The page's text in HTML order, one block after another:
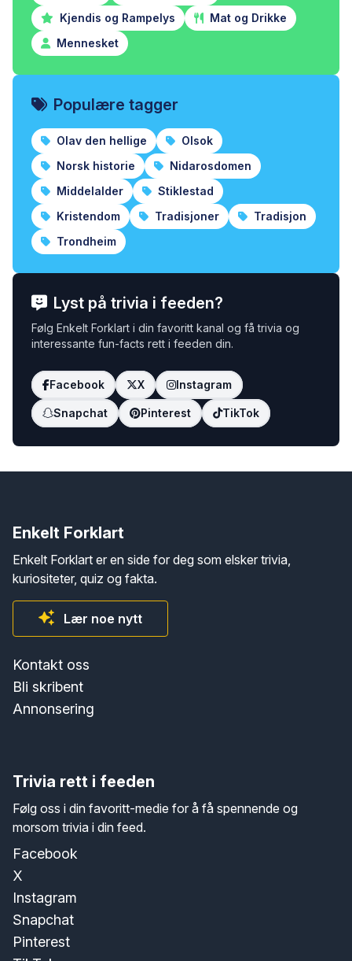
Kjendis og Rampelys
Mat og Drikke
Mennesket
Populære tagger
Olav den hellige
Olsok
Norsk historie
Nidarosdomen
Middelalder
Stiklestad
Kristendom
Tradisjoner
Tradisjon
Trondheim
Lyst på trivia i feeden?
Følg Enkelt Forklart i din favoritt kanal og få trivia og
interessante fun-facts rett i feeden din.
Facebook X Instagram
Snapchat Pinterest TikTok
Enkelt Forklart
Enkelt Forklart er en side for deg som elsker trivia,
kuriositeter, quiz og fakta.
Lær noe nytt
Kontakt oss
Bli skribent
Annonsering
Trivia rett i feeden
Følg oss i din favoritt-medie for å få spennende og
morsom trivia i din feed.
Facebook
X
Instagram
Snapchat
Pinterest